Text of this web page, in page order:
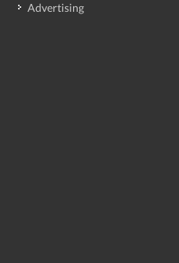
Advertising